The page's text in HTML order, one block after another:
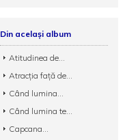
Din același album
Atitudinea de...
Atracția față de...
Când lumina...
Când lumina te...
Capcana...